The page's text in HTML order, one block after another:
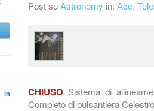
in
Post suAstronomy in: Acc.
CHIUSO Sistema di
Completo di pulsantiera